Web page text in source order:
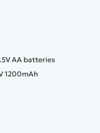
AA batteries
1200mAh